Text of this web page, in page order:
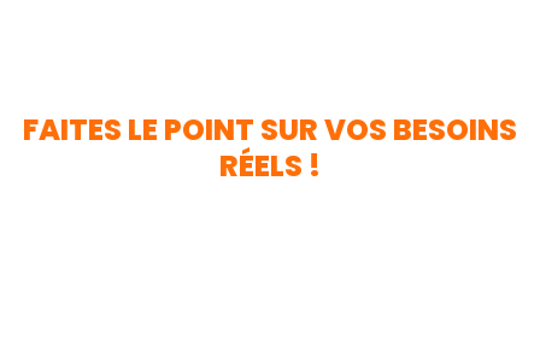
FAITES LE POINT SUR VOS BESOINS
RÉELS !